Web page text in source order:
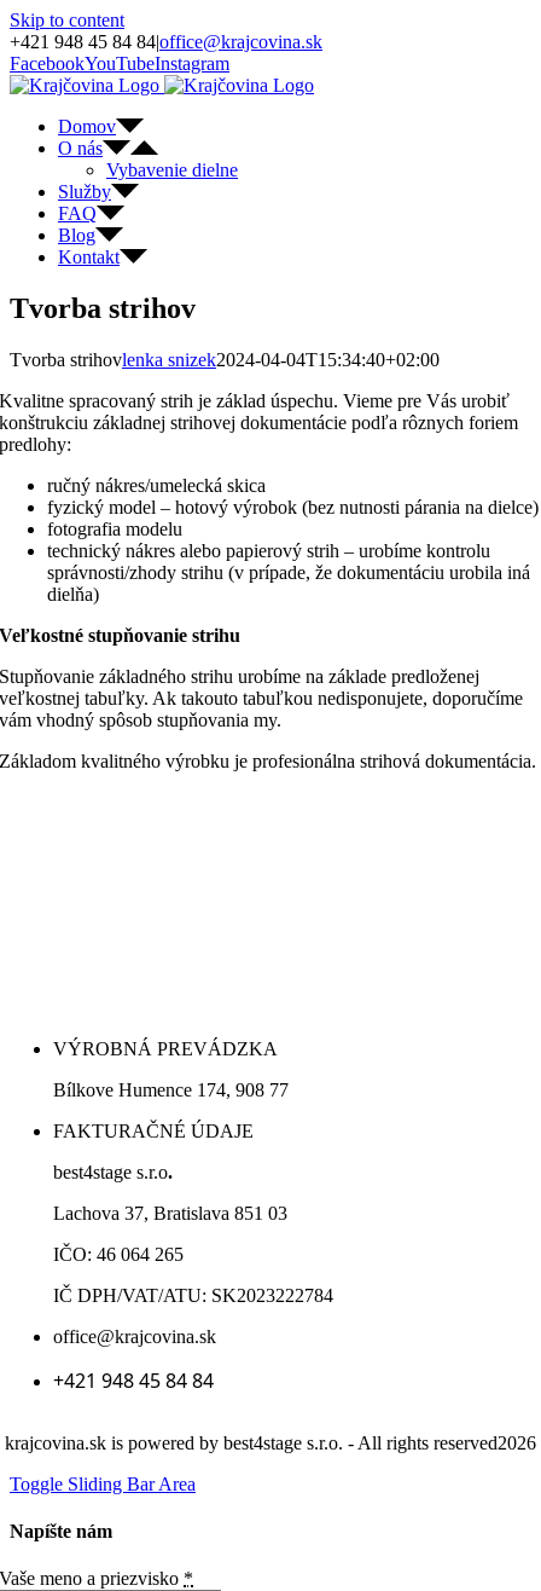
Skip to content
+421 948 45 84 84|office@krajcovina.sk
FacebookYouTubeInstagram
Domov
O nás
Vybavenie dielne
Služby
FAQ
Blog
Kontakt
Tvorba strihov
Tvorba strihovlenka snizek2024-04-04T15:34:40+02:00
Kvalitne spracovaný strih je základ úspechu. Vieme pre Vás urobiť
konštrukciu základnej strihovej dokumentácie podľa rôznych foriem
predlohy:
ručný nákres/umelecká skica
fyzický model – hotový výrobok (bez nutnosti párania na dielce)
fotografia modelu
technický nákres alebo papierový strih – urobíme kontrolu
správnosti/zhody strihu (v prípade, že dokumentáciu urobila iná
dielňa)
Veľkostné stupňovanie strihu
Stupňovanie základného strihu urobíme na základe predloženej
veľkostnej tabuľky. Ak takouto tabuľkou nedisponujete, doporučíme
vám vhodný spôsob stupňovania my.
Základom kvalitného výrobku je profesionálna strihová dokumentácia.
VÝROBNÁ PREVÁDZKA
Bílkove Humence 174, 908 77
FAKTURAČNÉ ÚDAJE
best4stage s.r.o.
Lachova 37, Bratislava 851 03
IČO: 46 064 265
IČ DPH/VAT/ATU: SK2023222784
office@krajcovina.sk
+421 948 45 84 84
krajcovina.sk is powered by best4stage s.r.o. - All rights reserved2026
Toggle Sliding Bar Area
Napíšte nám
Vaše meno a priezvisko *